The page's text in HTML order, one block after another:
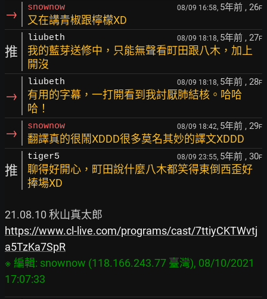
→ snownow 08/09 16:58, 5年前 , 26F
又在講青椒跟檸檬XD
推
liubeth 08/09 18:18, 5年前 , 27F
我的藍芽送修中，只能無聲看町田跟八木，加上
開沒
→
liubeth 08/09 18:18, 5年前 , 28F
有用的字幕，一打開看到我討厭肺結核。哈哈
哈！
→ snownow 08/09 18:42, 5年前 , 29F
翻譯真的很鬧XDDD很多莫名其妙的譯文XDDD
推
tiger5 08/09 23:55, 5年前 , 30F
聊得好開心，町田說什麼八木都笑得東倒西歪好
捧場XD
https://www.cl-live.com/programs/cast/7ttiyCKTWvtj
a5TzKa7SpR
※ 編輯: snownow (118.166.243.77 臺灣), 08/10/2021